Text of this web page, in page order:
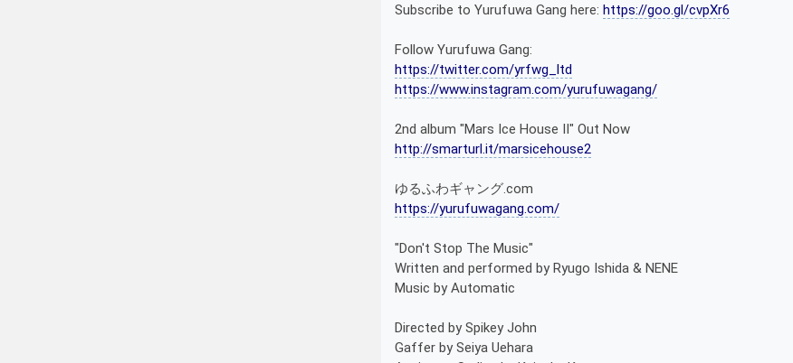
Subscribe to Yurufuwa Gang here:https://goo.gl/cvpXr6
Follow Yurufuwa Gang:
https://twitter.com/yrfwg_ltd
https://www.instagram.com/yurufuwagang/
2nd album "Mars Ice House Ⅱ" Out Now
http://smarturl.it/marsicehouse2
ゆるふわギャング.com
https://yurufuwagang.com/
"Don't Stop The Music"
Written and performed by Ryugo Ishida & NENE
Music by Automatic
Directed by Spikey John
Gaffer by Seiya Uehara